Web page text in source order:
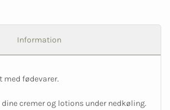
Information
fødevarer.
cremer og lotions under nedkøling.